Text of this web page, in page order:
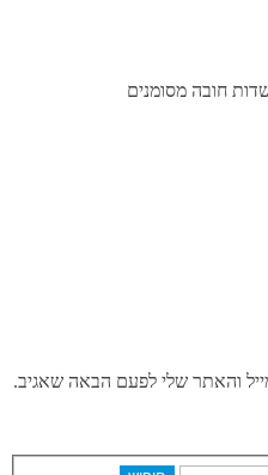
חובה מסומנים
והאתר שלי לפעם הבאה שאגיב.